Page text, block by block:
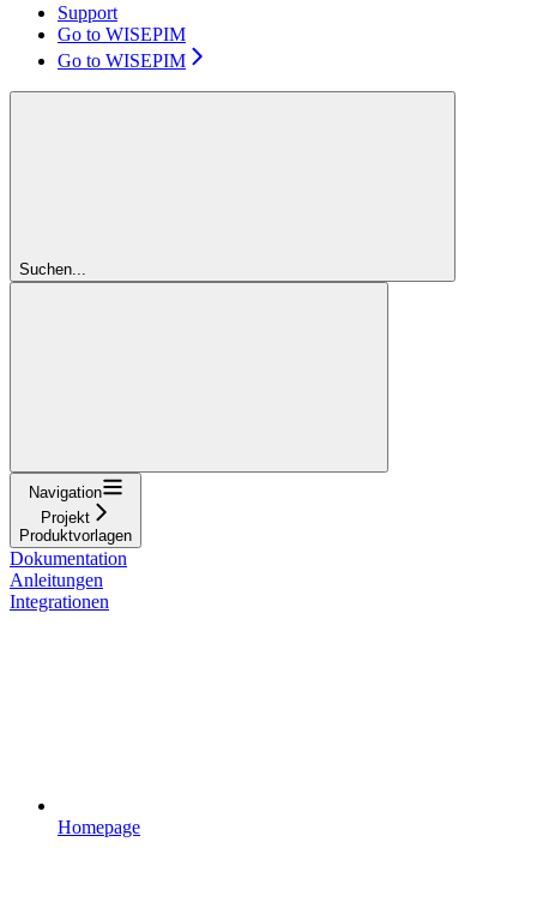
Support
Go to WISEPIM
Go to WISEPIM
Suchen...
Navigation
Projekt
Produktvorlagen
Dokumentation
Anleitungen
Integrationen
Homepage